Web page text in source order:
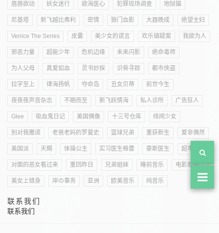
唇唇欲动 妖女迷行 欲海医心 犯罪现场调查 地狱猫
尼基塔 新飞越比弗利 密情 狼门血影 大器晚成 绝望主妇
Venice The Series 皮囊 美少女的谎言 欢乐镇疑案 我欲为人
邪恶力量 超能少年 危机边缘 未来闪影 绝命毒师
为人父母 真爱如血 灵书妙探 识骨寻踪 都市侠盗
拉字至上 律海扬帆 夺命岛 丑女贝蒂 前世今生
夜夜夜声音杂志 不期而至 新飞跃情海 私人诊所 广告狂人
Glee 吸血鬼日记 美国偶像 十三号仓库 绯闻少女
别对我撒谎 老爸老妈的罗曼史 篮球兄弟 重获新生 爱非偶然
美国派 天赐 体操公主 实习医生格蕾 豪斯医生 超市特工
对面的恶女看过来 重回昨日 兄弟姐妹 睡前音乐 电影原声
美女上错身 岸の事务 亚洲 欧美音乐 纯音乐
联系我们
联系我们